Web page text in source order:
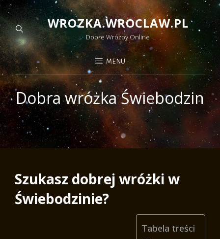
WROZKA.WROCLAW.PL
Dobre Wróżby Online
MENU
Dobra wróżka Świebodzin
Szukasz dobrej wróżki w
Świebodzinie?
Tabela treści